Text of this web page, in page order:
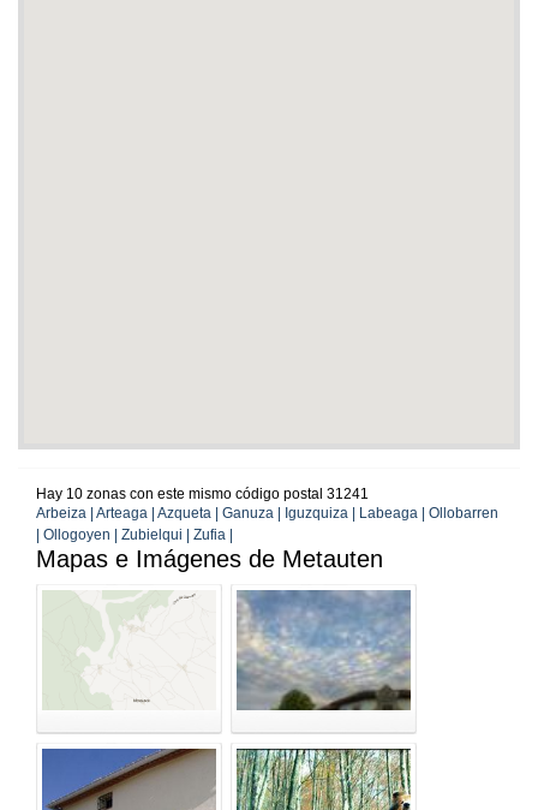
Hay 10 zonas con este mismo código postal 31241
Arbeiza | Arteaga | Azqueta | Ganuza | Iguzquiza | Labeaga | Ollobarren
| Ollogoyen | Zubielqui | Zufia |
Mapas e Imágenes de Metauten